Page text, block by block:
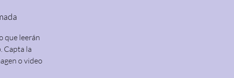
que leerán
Capta la
o video